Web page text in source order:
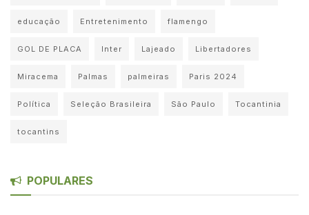
educação Entretenimento flamengo
GOL DE PLACA Inter Lajeado Libertadores
Miracema Palmas palmeiras Paris 2024
Política Seleção Brasileira São Paulo Tocantinia
tocantins
POPULARES